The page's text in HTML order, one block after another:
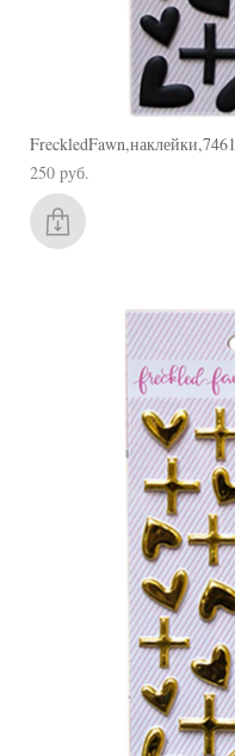
FreckledFawn,наклейки,7461
250 pуб.